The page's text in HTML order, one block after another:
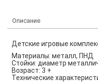
Описание
Детские игровые
Материалы: металл, ПНД
Стойки: диаметр
Возраст: 3 +
Технические